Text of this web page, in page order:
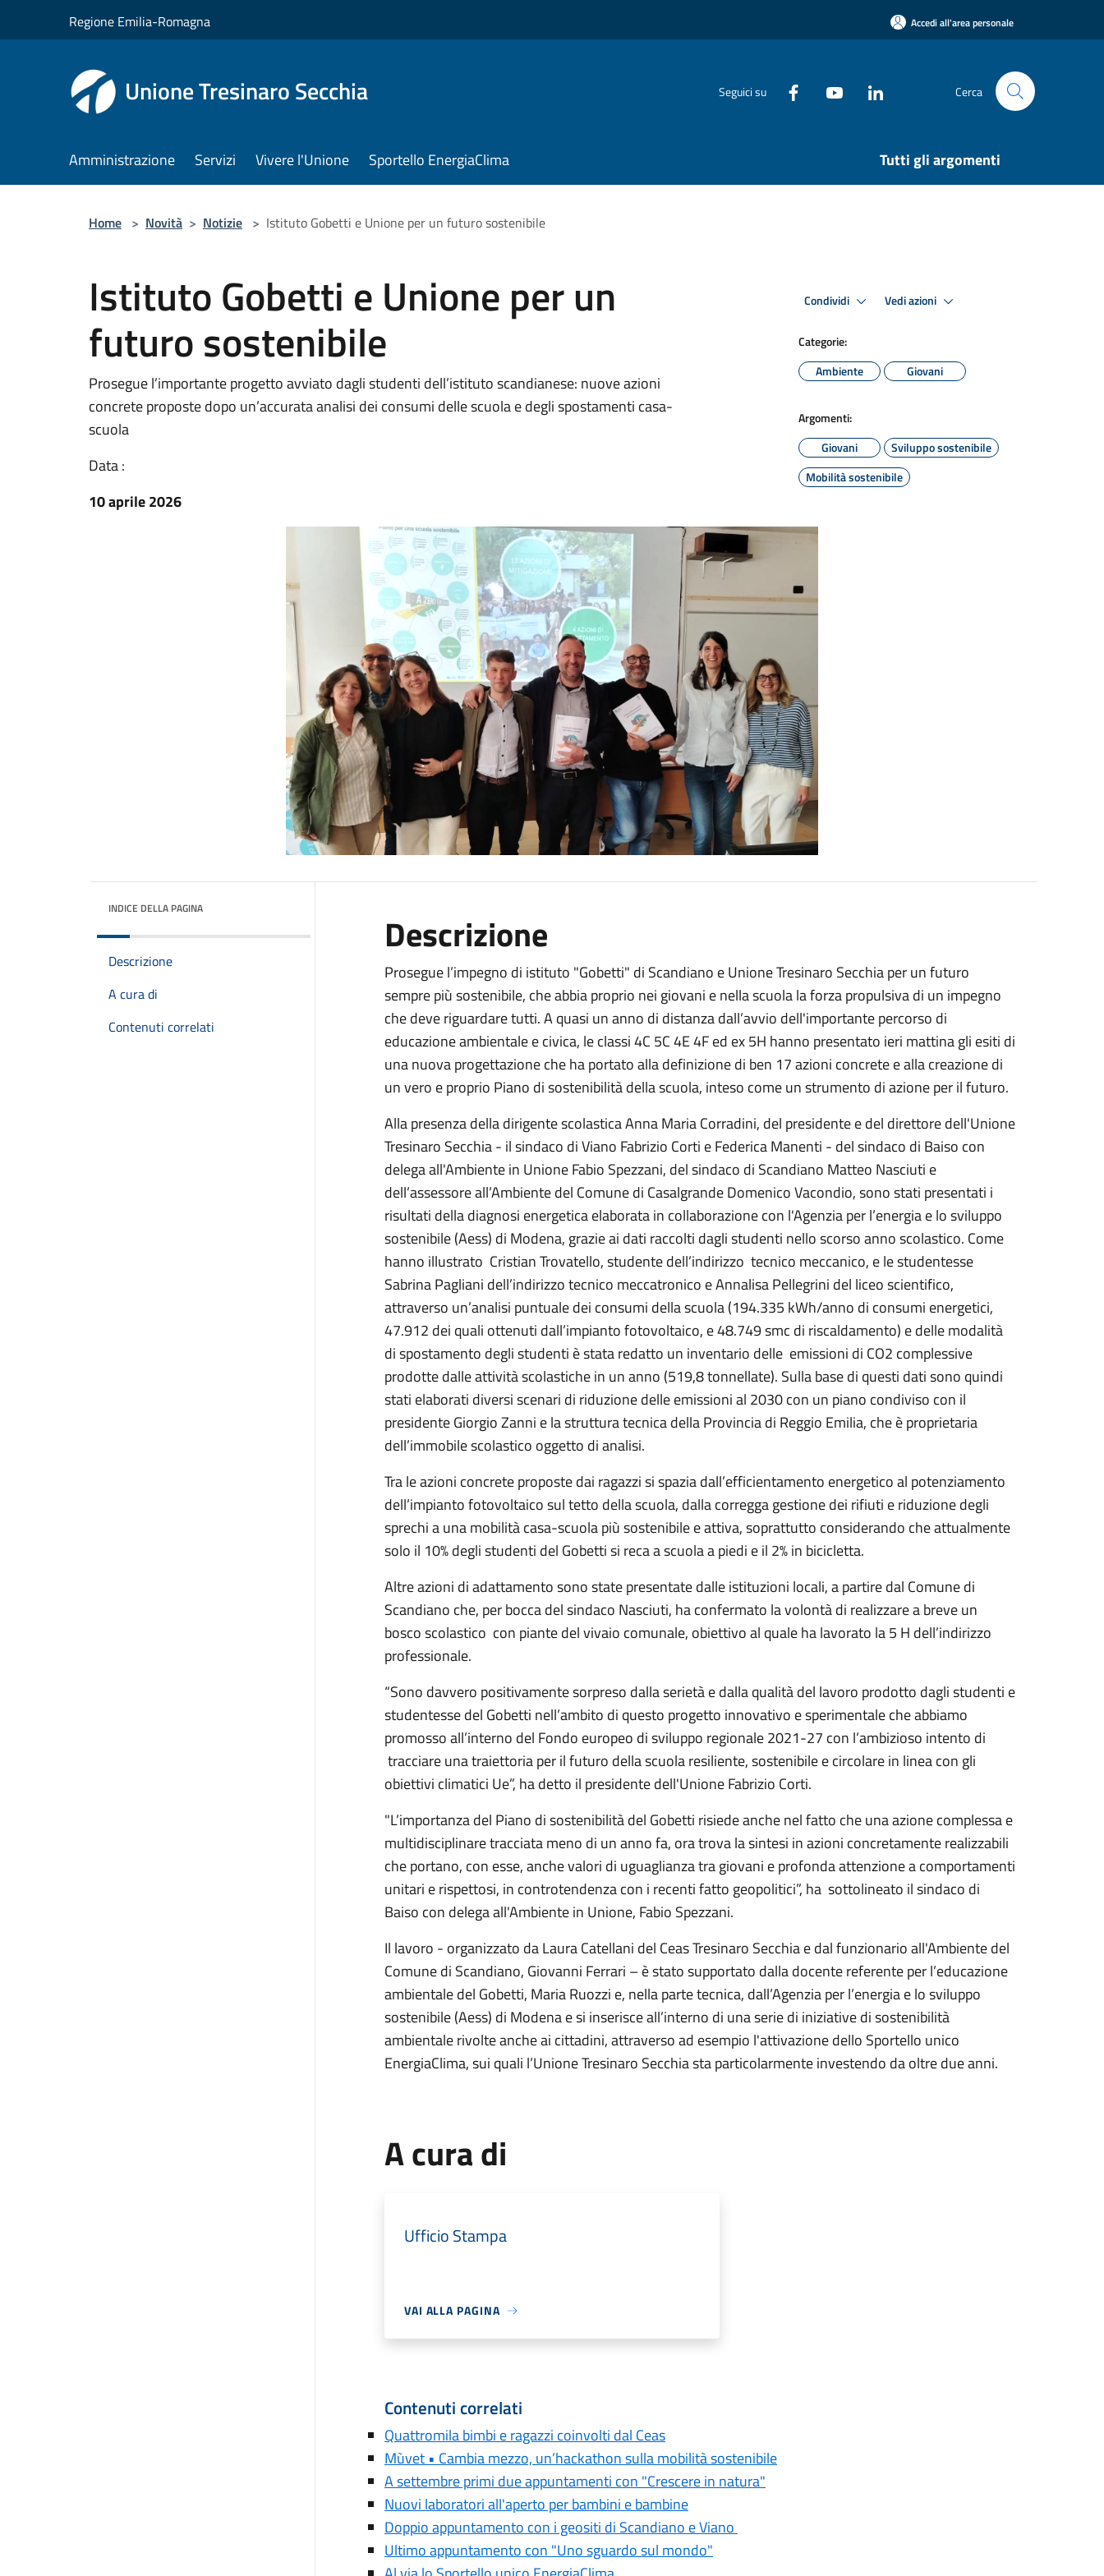
Regione Emilia-Romagna Accedi all'area personale
Unione Tresinaro Secchia Seguici su Cerca
Amministrazione Servizi Vivere l'Unione Sportello EnergiaClima Tutti gli argomenti
Home > Novità > Notizie > Istituto Gobetti e Unione per un futuro sostenibile
Istituto Gobetti e Unione per un
futuro sostenibile
Prosegue l’importante progetto avviato dagli studenti dell’istituto scandianese: nuove azioni
concrete proposte dopo un’accurata analisi dei consumi delle scuola e degli spostamenti casa-
scuola
Data :
10 aprile 2026
Condividi Vedi azioni
Categorie:
Ambiente
Giovani
Argomenti:
Giovani
Sviluppo sostenibile
Mobilità sostenibile
INDICE DELLA PAGINA
Descrizione
A cura di
Contenuti correlati
Descrizione
Prosegue l’impegno di istituto "Gobetti" di Scandiano e Unione Tresinaro Secchia per un futuro
sempre più sostenibile, che abbia proprio nei giovani e nella scuola la forza propulsiva di un impegno
che deve riguardare tutti. A quasi un anno di distanza dall’avvio dell'importante percorso di
educazione ambientale e civica, le classi 4C 5C 4E 4F ed ex 5H hanno presentato ieri mattina gli esiti di
una nuova progettazione che ha portato alla definizione di ben 17 azioni concrete e alla creazione di
un vero e proprio Piano di sostenibilità della scuola, inteso come un strumento di azione per il futuro.
Alla presenza della dirigente scolastica Anna Maria Corradini, del presidente e del direttore dell'Unione
Tresinaro Secchia - il sindaco di Viano Fabrizio Corti e Federica Manenti - del sindaco di Baiso con
delega all'Ambiente in Unione Fabio Spezzani, del sindaco di Scandiano Matteo Nasciuti e
dell’assessore all’Ambiente del Comune di Casalgrande Domenico Vacondio, sono stati presentati i
risultati della diagnosi energetica elaborata in collaborazione con l'Agenzia per l’energia e lo sviluppo
sostenibile (Aess) di Modena, grazie ai dati raccolti dagli studenti nello scorso anno scolastico. Come
hanno illustrato Cristian Trovatello, studente dell’indirizzo tecnico meccanico, e le studentesse
Sabrina Pagliani dell’indirizzo tecnico meccatronico e Annalisa Pellegrini del liceo scientifico,
attraverso un’analisi puntuale dei consumi della scuola (194.335 kWh/anno di consumi energetici,
47.912 dei quali ottenuti dall’impianto fotovoltaico, e 48.749 smc di riscaldamento) e delle modalità
di spostamento degli studenti è stata redatto un inventario delle emissioni di CO2 complessive
prodotte dalle attività scolastiche in un anno (519,8 tonnellate). Sulla base di questi dati sono quindi
stati elaborati diversi scenari di riduzione delle emissioni al 2030 con un piano condiviso con il
presidente Giorgio Zanni e la struttura tecnica della Provincia di Reggio Emilia, che è proprietaria
dell’immobile scolastico oggetto di analisi.
Tra le azioni concrete proposte dai ragazzi si spazia dall’efficientamento energetico al potenziamento
dell’impianto fotovoltaico sul tetto della scuola, dalla corregga gestione dei rifiuti e riduzione degli
sprechi a una mobilità casa-scuola più sostenibile e attiva, soprattutto considerando che attualmente
solo il 10% degli studenti del Gobetti si reca a scuola a piedi e il 2% in bicicletta.
Altre azioni di adattamento sono state presentate dalle istituzioni locali, a partire dal Comune di
Scandiano che, per bocca del sindaco Nasciuti, ha confermato la volontà di realizzare a breve un
bosco scolastico con piante del vivaio comunale, obiettivo al quale ha lavorato la 5 H dell’indirizzo
professionale.
“Sono davvero positivamente sorpreso dalla serietà e dalla qualità del lavoro prodotto dagli studenti e
studentesse del Gobetti nell’ambito di questo progetto innovativo e sperimentale che abbiamo
promosso all’interno del Fondo europeo di sviluppo regionale 2021-27 con l’ambizioso intento di
tracciare una traiettoria per il futuro della scuola resiliente, sostenibile e circolare in linea con gli
obiettivi climatici Ue”, ha detto il presidente dell'Unione Fabrizio Corti.
"L’importanza del Piano di sostenibilità del Gobetti risiede anche nel fatto che una azione complessa e
multidisciplinare tracciata meno di un anno fa, ora trova la sintesi in azioni concretamente realizzabili
che portano, con esse, anche valori di uguaglianza tra giovani e profonda attenzione a comportamenti
unitari e rispettosi, in controtendenza con i recenti fatto geopolitici”, ha sottolineato il sindaco di
Baiso con delega all'Ambiente in Unione, Fabio Spezzani.
Il lavoro - organizzato da Laura Catellani del Ceas Tresinaro Secchia e dal funzionario all'Ambiente del
Comune di Scandiano, Giovanni Ferrari – è stato supportato dalla docente referente per l’educazione
ambientale del Gobetti, Maria Ruozzi e, nella parte tecnica, dall’Agenzia per l’energia e lo sviluppo
sostenibile (Aess) di Modena e si inserisce all’interno di una serie di iniziative di sostenibilità
ambientale rivolte anche ai cittadini, attraverso ad esempio l'attivazione dello Sportello unico
EnergiaClima, sui quali l’Unione Tresinaro Secchia sta particolarmente investendo da oltre due anni.
A cura di
Ufficio Stampa
VAI ALLA PAGINA
Contenuti correlati
Quattromila bimbi e ragazzi coinvolti dal Ceas
Mùvet • Cambia mezzo, un’hackathon sulla mobilità sostenibile
A settembre primi due appuntamenti con "Crescere in natura"
Nuovi laboratori all'aperto per bambini e bambine
Doppio appuntamento con i geositi di Scandiano e Viano
Ultimo appuntamento con "Uno sguardo sul mondo"